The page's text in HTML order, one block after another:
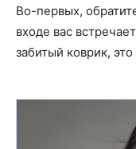
Во-первых,
входе вас
забитый коврик,